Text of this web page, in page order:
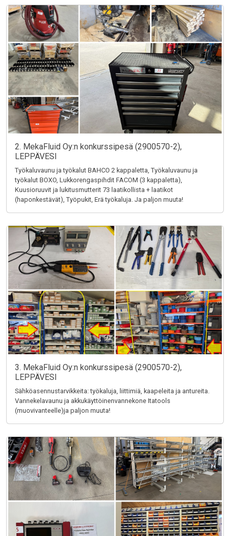
2. MekaFluid Oy:n konkurssipesä (2900570-2),
LEPPÄVESI
Työkaluvaunu ja työkalut BAHCO 2 kappaletta, Työkaluvaunu ja
työkalut BOXO, Lukkorengaspihdit FACOM (3 kappaletta),
Kuusioruuvit ja lukitusmutterit 73 laatikollista + laatikot
(haponkestävät), Työpukit, Erä työkaluja. Ja paljon muuta!
3. MekaFluid Oy:n konkurssipesä (2900570-2),
LEPPÄVESI
Sähköasennustarvikkeita: työkaluja, liittimiä, kaapeleita ja antureita.
Vannekelavaunu ja akkukäyttöinenvannekone Itatools
(muovivanteelle)ja paljon muuta!